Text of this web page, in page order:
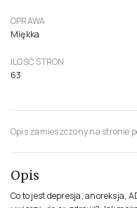
OPRAWA
Miękka
ILOŚĆ STRON
63
Opis zamieszczony na stronie
Opis
Co to jest depresja, anoreksja,